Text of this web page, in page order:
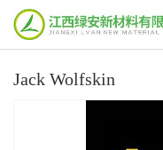
Jack Wolfskin